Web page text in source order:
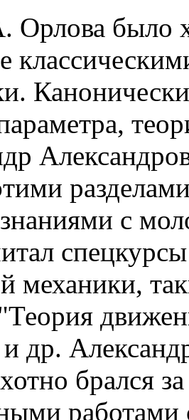
было
с
механики,
др.
брался
работами